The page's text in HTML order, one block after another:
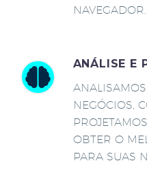
NAVEGADOR.
ANÁLISE E
NEGÓCIOS,
OBTER O
PARA SUAS